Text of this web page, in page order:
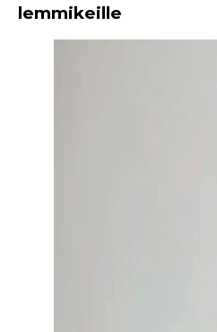
lemmikeille